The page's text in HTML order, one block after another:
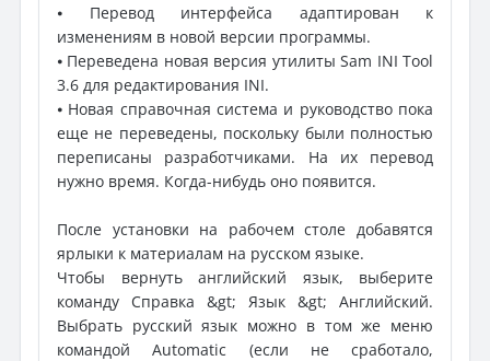
⦁ Перевод интерфейса адаптирован к
изменениям в новой версии программы.
⦁ Переведена новая версия утилиты Sam INI Tool
3.6 для редактирования INI.
⦁ Новая справочная система и руководство пока
еще не переведены, поскольку были полностью
переписаны разработчиками. На их перевод
нужно время. Когда-нибудь оно появится.
После установки на рабочем столе добавятся
ярлыки к материалам на русском языке.
Чтобы вернуть английский язык, выберите
команду Справка &gt; Язык &gt; Английский.
Выбрать русский язык можно в том же меню
командой Automatic (если не сработало,